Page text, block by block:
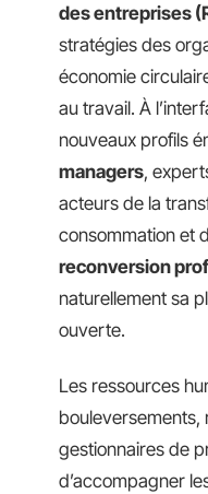
des entreprises
stratégies des
économie
au travail. À
nouveaux profils
managers,
acteurs de la
consommation et
reconversion
naturellement sa
ouverte.
Les ressources
gestionnaires de
d’accompagner